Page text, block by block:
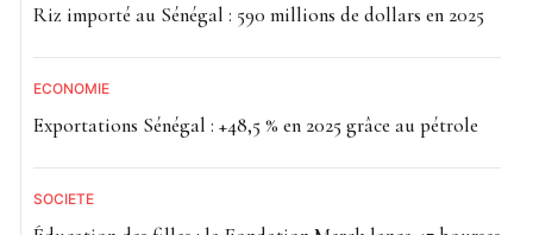
Riz importé au Sénégal : 590 millions de dollars en 2025
ECONOMIE
Exportations Sénégal : +48,5 % en 2025 grâce au pétrole
SOCIETE